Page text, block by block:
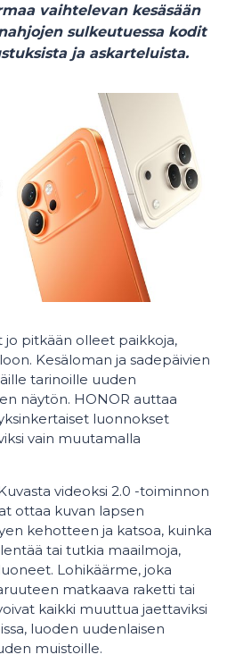
vaihtelevan kesäsään
sulkeutuessa kodit
ja askarteluista.
jo pitkään olleet paikkoja,
Kesäloman ja sadepäivien
tarinoille uuden
näytön. HONOR auttaa
luonnokset
vain muutamalla
videoksi 2.0 -toiminnon
ottaa kuvan lapsen
kehotteen ja katsoa, kuinka
tai tutkia maailmoja,
Lohikäärme, joka
matkaava raketti tai
kaikki muuttua jaettaviksi
luoden uudenlaisen
muistoille.